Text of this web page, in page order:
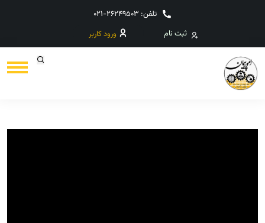
تلفن: 26249503-021
ثبت نام
ورود کاربر